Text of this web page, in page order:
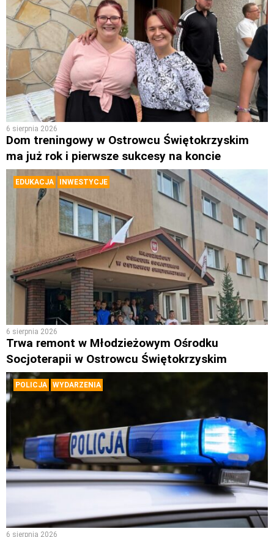
6 sierpnia 2026
Dom treningowy w Ostrowcu Świętokrzyskim
ma już rok i pierwsze sukcesy na koncie
EDUKACJA INWESTYCJE
6 sierpnia 2026
Trwa remont w Młodzieżowym Ośrodku
Socjoterapii w Ostrowcu Świętokrzyskim
POLICJA WYDARZENIA
6 sierpnia 2026